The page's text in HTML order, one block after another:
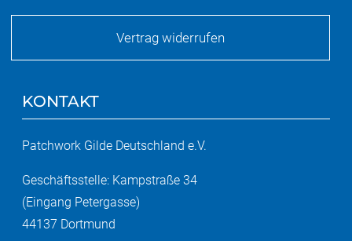
Vertrag widerrufen
KONTAKT
Patchwork Gilde Deutschland e.V.
Geschäftsstelle: Kampstraße 34
(Eingang Petergasse)
44137 Dortmund